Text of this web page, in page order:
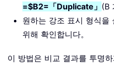
=$B2=「Duplicate」 (B
원하는 강조 표시 형식을
위해 확인합니다。
이 방법은 비교 결과를 투명